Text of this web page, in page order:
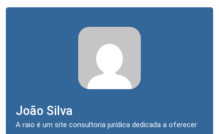
João Silva
A raio é um site consultoria jurídica dedicada a oferecer